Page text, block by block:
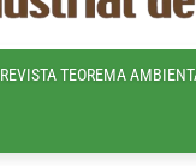
REVISTA TEOREMA